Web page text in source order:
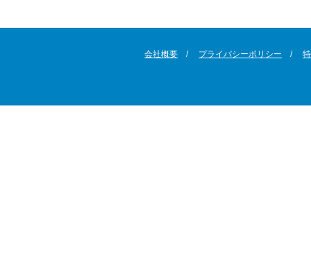
会社概要 プライバシーポリシー